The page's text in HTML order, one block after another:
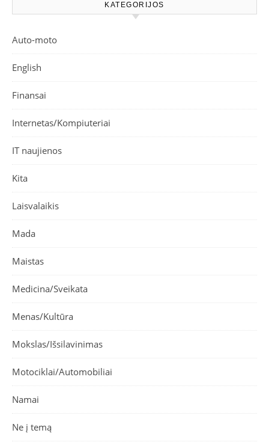
KATEGORIJOS
Auto-moto
English
Finansai
Internetas/Kompiuteriai
IT naujienos
Kita
Laisvalaikis
Mada
Maistas
Medicina/Sveikata
Menas/Kultūra
Mokslas/Išsilavinimas
Motociklai/Automobiliai
Namai
Ne į temą